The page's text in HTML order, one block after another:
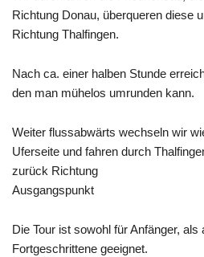
Richtung Donau, überqueren diese
Richtung Thalfingen.
Nach ca. einer halben Stunde
den man mühelos umrunden kann.
Weiter flussabwärts wechseln wir
Uferseite und fahren durch
zurück Richtung
Ausgangspunkt
Die Tour ist sowohl für Anfänger, als
Fortgeschrittene geeignet.